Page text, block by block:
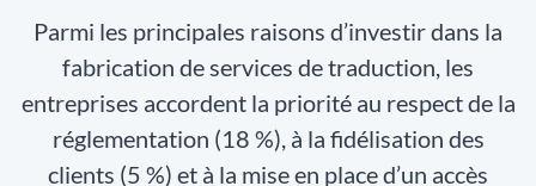
Parmi les principales raisons d’investir dans la
fabrication de services de traduction, les
entreprises accordent la priorité au respect de la
réglementation (18 %), à la fidélisation des
clients (5 %) et à la mise en place d’un accès